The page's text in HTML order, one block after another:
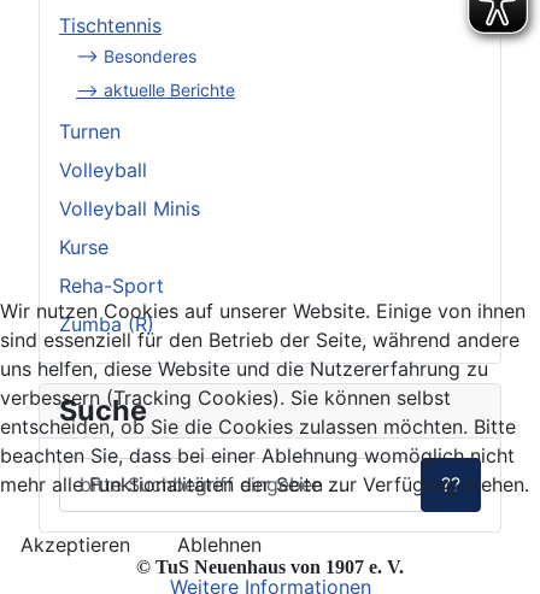
Tischtennis
--> Besonderes
--> aktuelle Berichte
Turnen
Volleyball
Volleyball Minis
Kurse
Reha-Sport
Zumba (R)
Suche
??
© TuS Neuenhaus von 1907 e. V.
Wir nutzen Cookies auf unserer Website. Einige von ihnen
sind essenziell für den Betrieb der Seite, während andere
uns helfen, diese Website und die Nutzererfahrung zu
verbessern (Tracking Cookies). Sie können selbst
entscheiden, ob Sie die Cookies zulassen möchten. Bitte
beachten Sie, dass bei einer Ablehnung womöglich nicht
mehr alle Funktionalitäten der Seite zur Verfügung stehen.
Akzeptieren
Ablehnen
Weitere Informationen